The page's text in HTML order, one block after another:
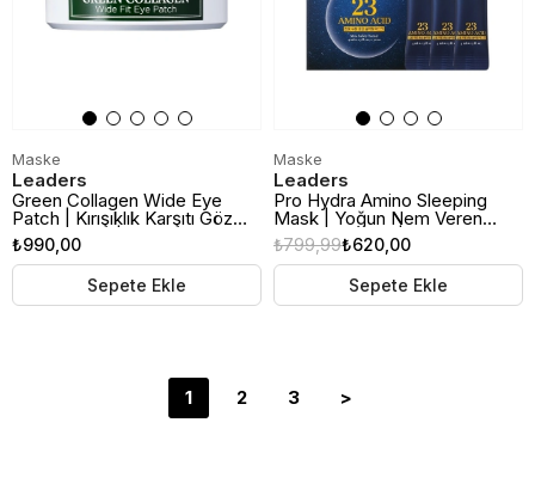
Maske
Leaders
Green Collagen Wide Eye
Patch | Kırışıklık Karşıtı Göz
Altı Maskesi | 60 Adet
₺990,00
Sepete Ekle
Maske
Leaders
Pro Hydra Amino Sleeping
Mask | Yoğun Nem Veren
Gece Maskesi | 30 Adet
₺620,00
₺799,99
Sepete Ekle
1 2 3 >